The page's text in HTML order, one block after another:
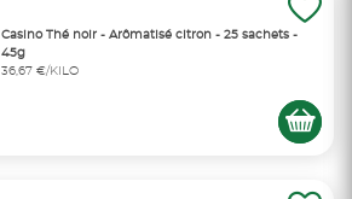
Casino Thé noir - Arômatisé citron - 25 sachets -
45g
36,67 €/KILO